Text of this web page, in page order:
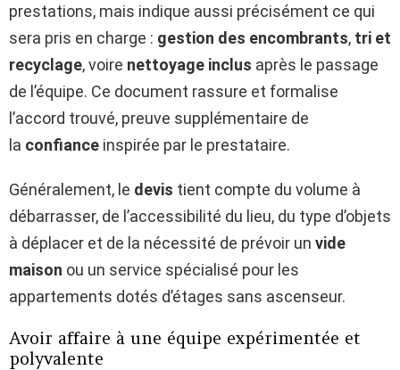
prestations, mais indique aussi précisément ce qui
sera pris en charge : gestion des encombrants, tri et
recyclage, voire nettoyage inclus après le passage
de l’équipe. Ce document rassure et formalise
l’accord trouvé, preuve supplémentaire de
la confiance inspirée par le prestataire.
Généralement, le devis tient compte du volume à
débarrasser, de l’accessibilité du lieu, du type d’objets
à déplacer et de la nécessité de prévoir un vide
maison ou un service spécialisé pour les
appartements dotés d’étages sans ascenseur.
Avoir affaire à une équipe expérimentée et
polyvalente